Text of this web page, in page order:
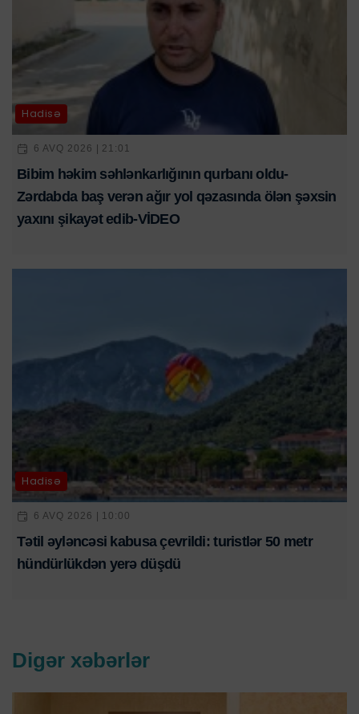
Hadisə
6 AVQ 2026 | 21:01
Bibim həkim səhlənkarlığının qurbanı oldu-
Zərdabda baş verən ağır yol qəzasında ölən şəxsin
yaxını şikayət edib-VİDEO
Hadisə
6 AVQ 2026 | 10:00
Tətil əyləncəsi kabusa çevrildi: turistlər 50 metr
hündürlükdən yerə düşdü
Digər xəbərlər